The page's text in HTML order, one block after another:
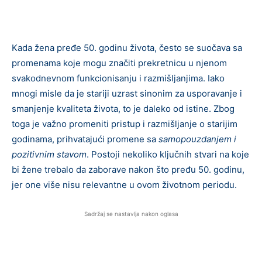
Kada žena pređe 50. godinu života, često se suočava sa
promenama koje mogu značiti prekretnicu u njenom
svakodnevnom funkcionisanju i razmišljanjima. Iako
mnogi misle da je stariji uzrast sinonim za usporavanje i
smanjenje kvaliteta života, to je daleko od istine. Zbog
toga je važno promeniti pristup i razmišljanje o starijim
godinama, prihvatajući promene sa samopouzdanjem i
pozitivnim stavom. Postoji nekoliko ključnih stvari na koje
bi žene trebalo da zaborave nakon što pređu 50. godinu,
jer one više nisu relevantne u ovom životnom periodu.
Sadržaj se nastavlja nakon oglasa